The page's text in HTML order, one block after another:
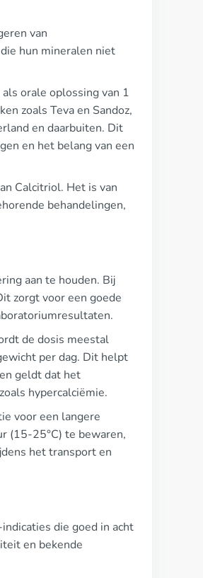
van
hun mineralen niet
orale oplossing van 1
zoals Teva en Sandoz,
en daarbuiten. Dit
en het belang van een
Calcitriol. Het is van
behandelingen,
aan te houden. Bij
zorgt voor een goede
de dosis meestal
per dag. Dit helpt
geldt dat het
hypercalciëmie.
voor een langere
(15-25°C) te bewaren,
het transport en
die goed in acht
en bekende